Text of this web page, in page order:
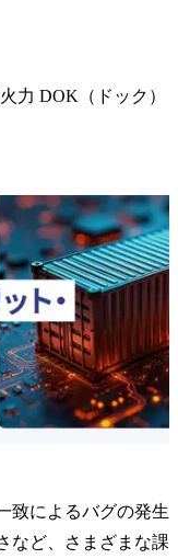
力 DOK（ドック）
致によるバグの発生
など、さまざまな課